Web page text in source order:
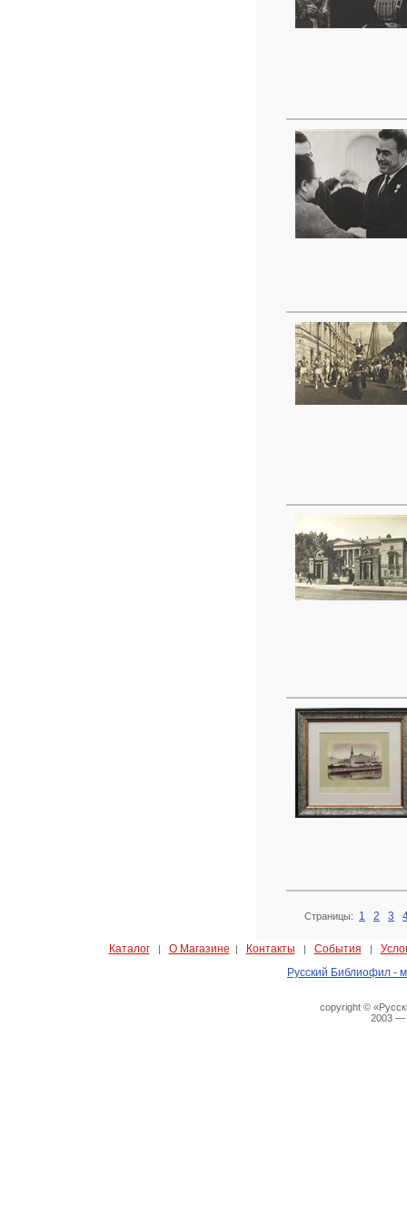
Страницы: 1 2 3
Каталог| О Магазине | Контакты | События |
Русский Библиофил -
copyright ©
2003 —